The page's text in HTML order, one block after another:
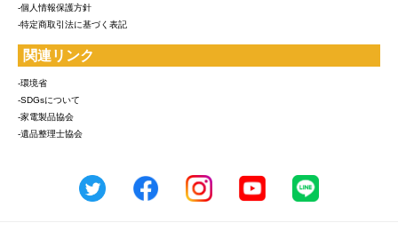
-個人情報保護方針
-特定商取引法に基づく表記
関連リンク
-環境省
-SDGsについて
-家電製品協会
-遺品整理士協会